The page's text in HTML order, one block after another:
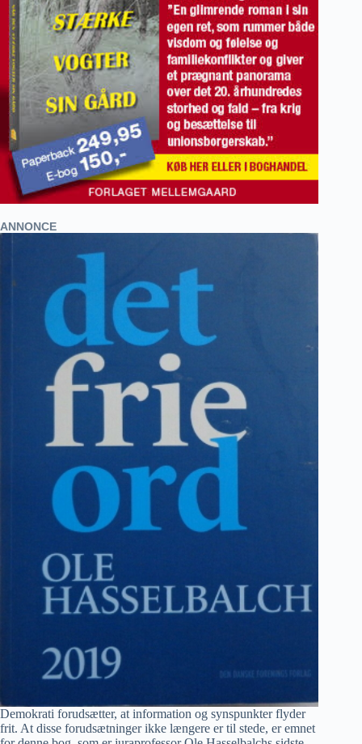
ANNONCE
Demokrati forudsætter, at information og synspunkter flyder
frit. At disse forudsætninger ikke længere er til stede, er emnet